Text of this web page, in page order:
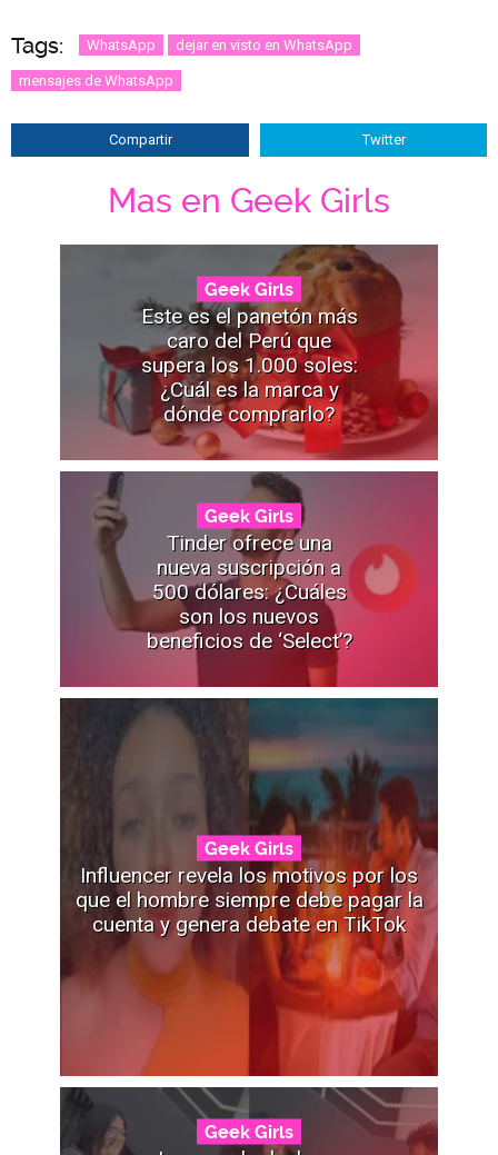
Tags: WhatsApp dejar en visto en WhatsApp
mensajes de WhatsApp
Compartir Twitter
Mas en Geek Girls
Geek Girls
Este es el panetón más
caro del Perú que
supera los 1.000 soles:
¿Cuál es la marca y
dónde comprarlo?
Geek Girls
Tinder ofrece una
nueva suscripción a
500 dólares: ¿Cuáles
son los nuevos
beneficios de ‘Select’?
Geek Girls
Influencer revela los motivos por los
que el hombre siempre debe pagar la
cuenta y genera debate en TikTok
Geek Girls